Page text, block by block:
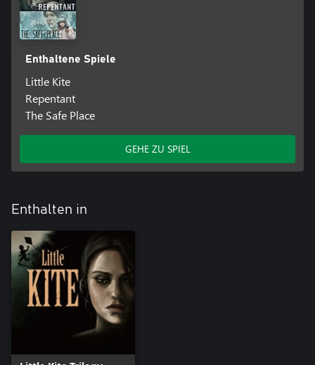
Enthaltene Spiele
Little Kite
Repentant
The Safe Place
GEHE ZU SPIEL
Enthalten in